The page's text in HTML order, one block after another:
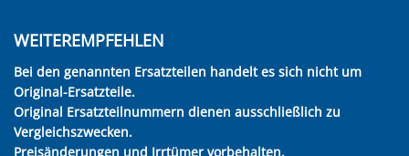
WEITEREMPFEHLEN
Bei den genannten Ersatzteilen handelt es sich nicht um
Original-Ersatzteile.
Original Ersatzteilnummern dienen ausschließlich zu
Vergleichszwecken.
Preisänderungen und Irrtümer vorbehalten.